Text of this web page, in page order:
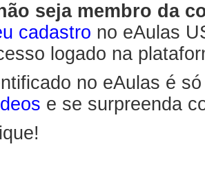
seja membro da
cadastro no eAulas
logado na
no eAulas é
e se surpreenda